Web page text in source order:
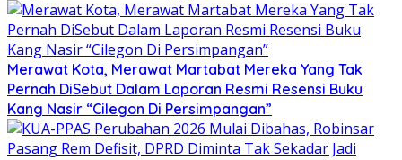
Merawat Kota, Merawat Martabat Mereka Yang Tak
Pernah DiSebut Dalam Laporan Resmi Resensi Buku
Kang Nasir “Cilegon Di Persimpangan”